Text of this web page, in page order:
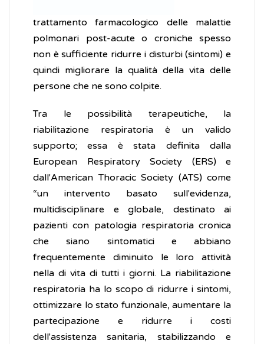
trattamento farmacologico delle malattie
polmonari post-acute o croniche spesso
non è sufficiente ridurre i disturbi (sintomi) e
quindi migliorare la qualità della vita delle
persone che ne sono colpite.
Tra le possibilità terapeutiche, la
riabilitazione respiratoria è un valido
supporto; essa è stata definita dalla
European Respiratory Society (ERS) e
dall'American Thoracic Society (ATS) come
“un intervento basato sull'evidenza,
multidisciplinare e globale, destinato ai
pazienti con patologia respiratoria cronica
che siano sintomatici e abbiano
frequentemente diminuito le loro attività
nella di vita di tutti i giorni. La riabilitazione
respiratoria ha lo scopo di ridurre i sintomi,
ottimizzare lo stato funzionale, aumentare la
partecipazione e ridurre i costi
dell'assistenza sanitaria, stabilizzando e